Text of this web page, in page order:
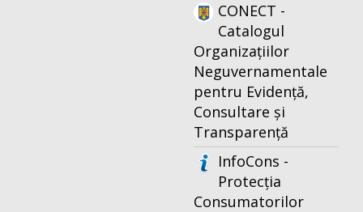
CONECT -
Catalogul
Organizațiilor
Neguvernamentale
pentru Evidență,
Consultare și
Transparență
InfoCons -
Protecția
Consumatorilor